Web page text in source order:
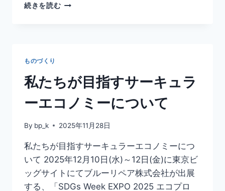
続きを読む
ものづくり
私たちが目指すサーキュラ
ーエコノミーについて
By bp_k 2025年11月28日
私たちが目指すサーキュラーエコノミーにつ
いて 2025年12月10日(水)～12日(金)に東京ビ
ッグサイトにてブルーリペア株式会社が出展
する、「SDGs Week EXPO 2025 エコプロ